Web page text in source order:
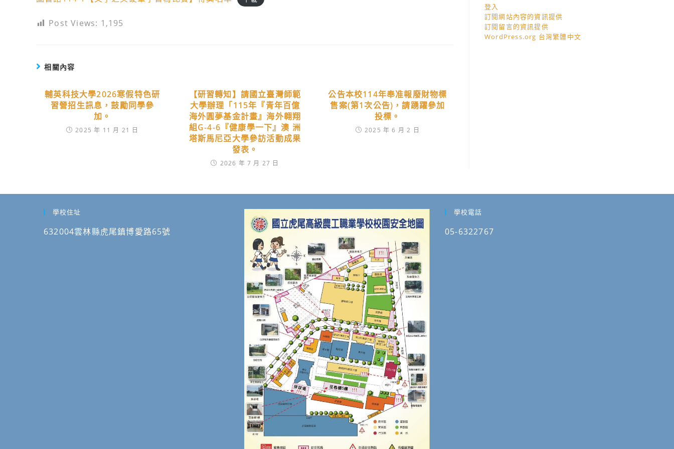
Post Views: 1,195
相關內容
輔英科技大學2026寒假特色研
習營招生訊息，鼓勵同學參
加。
2025 年 11 月 21 日
【研習轉知】請國立臺灣師範
大學辦理「115年『青年百億
海外圓夢基金計畫』海外翱翔
組G-4-6『健康學一下』澳 洲
塔斯馬尼亞大學參訪活動成果
發表。
2026 年 7 月 27 日
公告本校114年奉准報廢財物標
售案(第1次公告)，請踴躍參加
投標。
2025 年 6 月 2 日
登入
訂閱網站內容的資訊提供
訂閱留言的資訊提供
WordPress.org 台灣繁體中文
學校住址
632004雲林縣虎尾鎮博愛路65號
學校電話
05-6322767